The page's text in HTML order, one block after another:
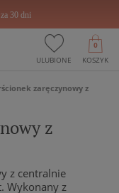
za 30 dni
ULUBIONE KOSZYK
0
zaręczynowy z
z
z centralnie
Wykonany z